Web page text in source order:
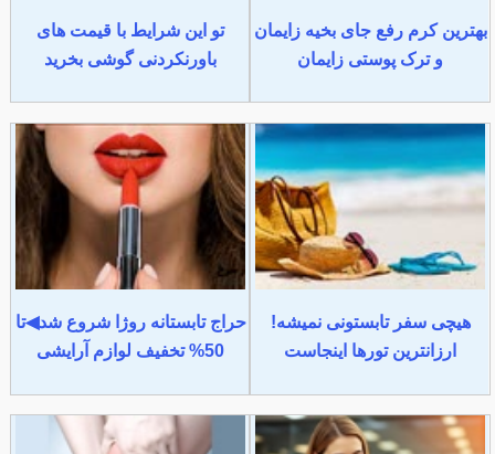
بهترین کرم رفع جای بخیه زایمان
و ترک پوستی زایمان
تو این شرایط با قیمت های
باورنکردنی گوشی بخرید
هیچی سفر تابستونی نمیشه!
ارزانترین تورها اینجاست
حراج تابستانه روژا شروع شد◀تا
50% تخفیف لوازم آرایشی